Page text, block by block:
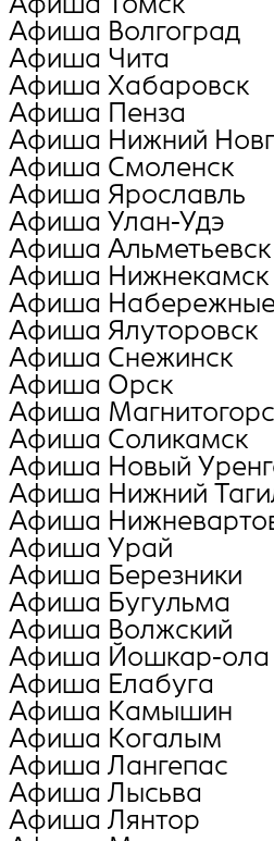
Афиша Волгоград
Афиша Чита
Афиша Хабаровск
Афиша Пенза
Афиша Нижний
Афиша Смоленск
Афиша Ярославль
Афиша Улан-Удэ
Афиша Альметьевск
Афиша Нижнекамск
Афиша
Афиша Ялуторовск
Афиша Снежинск
Афиша Орск
Афиша
Афиша Соликамск
Афиша Новый
Афиша Нижний
Афиша
Афиша Урай
Афиша Березники
Афиша Бугульма
Афиша Волжский
Афиша Йошкар-ола
Афиша Елабуга
Афиша Камышин
Афиша Когалым
Афиша Лангепас
Афиша Лысьва
Афиша Лянтор